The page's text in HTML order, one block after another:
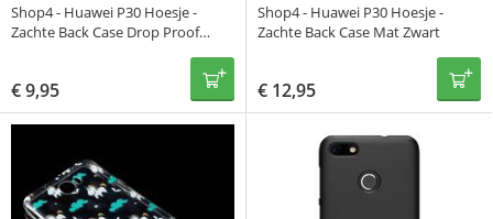
Shop4 - Huawei P30 Hoesje -
Zachte Back Case Drop Proof
€9,95
Shop4 - Huawei P30 Hoesje -
Zachte Back Case Mat Zwart
€ 12,95